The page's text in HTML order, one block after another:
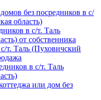
без посредников в с/
область)
в с/т. Таль
от собственника
т. Таль (Пуховичский
в с/т. Таль
или дом без